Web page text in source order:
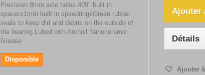
Precision 8mm axle holes.409" built in
spacers1mm built in speedringsGreen rubber
seals to keep dirt and debris on the outside of
the bearing.Lubed with Archoil Nanoceramic
Grease
Disponible
Ajouter
Détails
Ajouter